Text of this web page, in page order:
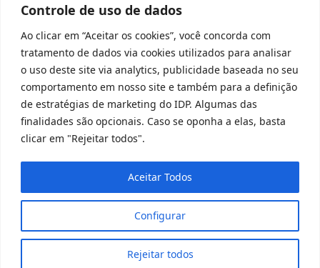
Controle de uso de dados
Ao clicar em “Aceitar os cookies”, você concorda com
tratamento de dados via cookies utilizados para analisar
o uso deste site via analytics, publicidade baseada no seu
comportamento em nosso site e também para a definição
de estratégias de marketing do IDP. Algumas das
finalidades são opcionais. Caso se oponha a elas, basta
clicar em "Rejeitar todos".
Configurar
Rejeitar todos
Aceitar Todos
Consulte aqui o cadastro da Instituição no Sistema e-
MEC
@ 2025 Todos Direitos Reservados